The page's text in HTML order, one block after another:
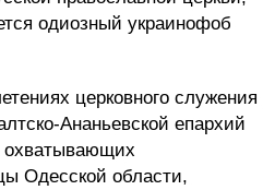
одиозный украинофоб
церковного служения
Ананьевской епархий
Одесской области,